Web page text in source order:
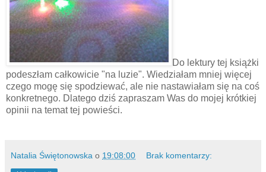
Do lektury tej książki
podeszłam całkowicie "na luzie". Wiedziałam mniej więcej
czego mogę się spodziewać, ale nie nastawiałam się na coś
konkretnego. Dlatego dziś zapraszam Was do mojej krótkiej
opinii na temat tej powieści.
Natalia Świętonowska o 19:08:00 Brak komentarzy: